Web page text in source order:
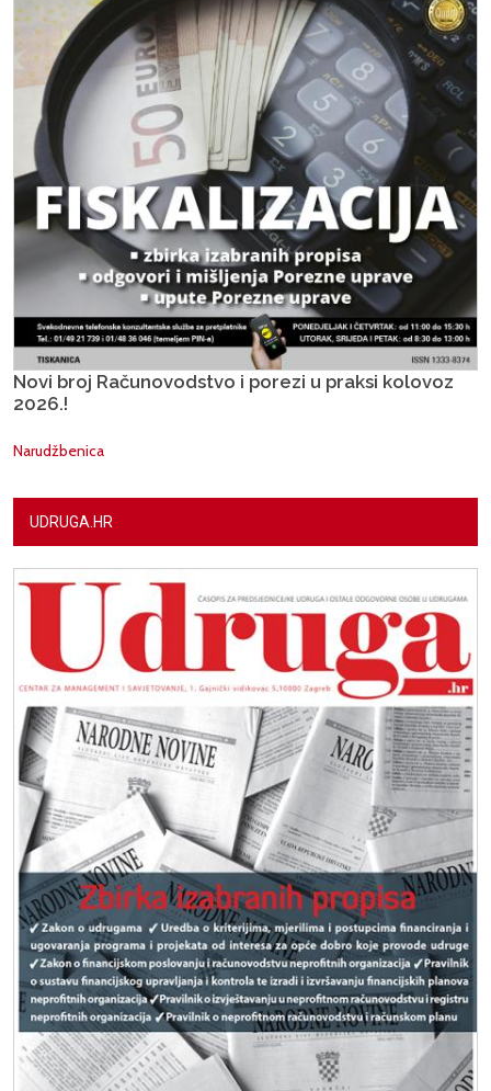
Novi broj Računovodstvo i porezi u praksi kolovoz
2026.!
Narudžbenica
UDRUGA.HR